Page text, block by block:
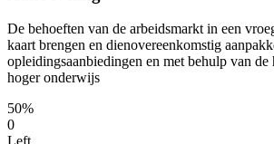
De behoeften van de arbeidsmarkt in een
kaart brengen en dienovereenkomstig
opleidingsaanbiedingen en met behulp van
hoger onderwijs
50%
0